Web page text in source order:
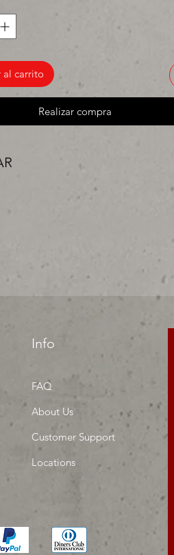
al carrito
Realizar compra
ESPECIAL ya sea para comprar o para
Info
FAQ
About Us
Customer Support
Locations